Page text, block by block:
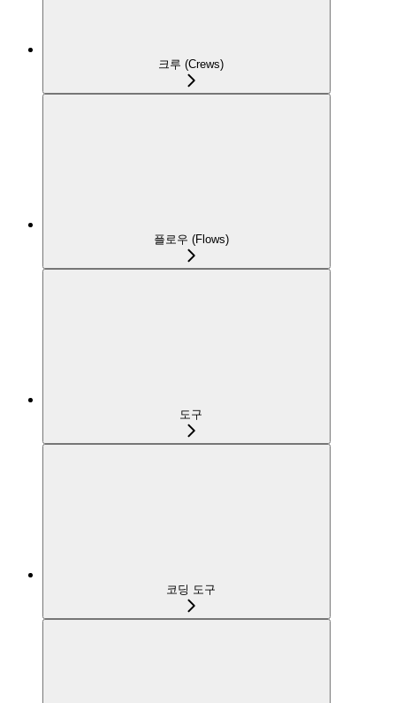
크루 (Crews)
플로우 (Flows)
도구
코딩 도구